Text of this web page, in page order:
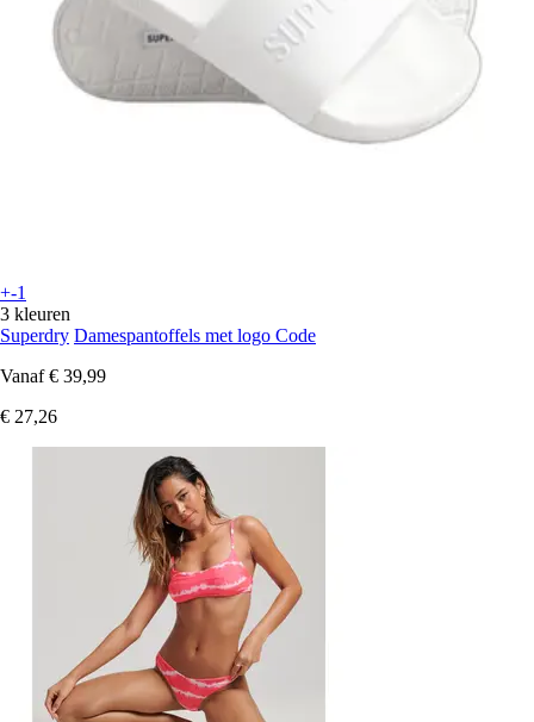
+-1
3 kleuren
Superdry Damespantoffels met logo Code
Vanaf € 39,99
€ 27,26